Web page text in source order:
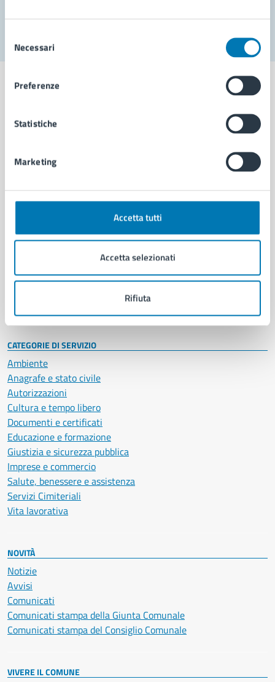
delNecessari
Preferenze
Statistiche
Marketing
Accetta tutti
Accetta selezionati
Rifiuta
Comune di Napoli
AMMINISTRAZIONE
Organi di governo
Enti e fondazioni
Personale amministrativo
Intranet, posta aziendale e protocollo
CATEGORIE DI SERVIZIO
Ambiente
Anagrafe e stato civile
Autorizzazioni
Cultura e tempo libero
Documenti e certificati
Educazione e formazione
Giustizia e sicurezza pubblica
Imprese e commercio
Salute, benessere e assistenza
Servizi Cimiteriali
Vita lavorativa
NOVITÀ
Notizie
Avvisi
Comunicati
Comunicati stampa della Giunta Comunale
Comunicati stampa del Consiglio Comunale
VIVERE IL COMUNE